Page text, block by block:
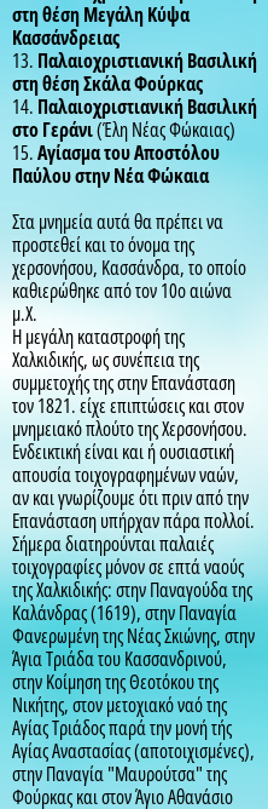
στη θέση Μεγάλη Κύψα
Κασσάνδρειας
13. Παλαιοχριστιανική Βασιλική
στη θέση Σκάλα Φούρκας
14. Παλαιοχριστιανική Βασιλική
στο Γεράνι(Έλη Νέας Φώκαιας)
15.Αγίασμα του Αποστόλου
Παύλου στην Νέα Φώκαια
Στα μνημεία αυτά θα πρέπει να
προστεθεί και το όνομα της
χερσονήσου, Κασσάνδρα, το οποίο
καθιερώθηκε από τον 10ο αιώνα
μ.Χ.
Η μεγάλη καταστροφή της
Χαλκιδικής, ως συνέπεια της
συμμετοχής της στην Επανάσταση
τον 1821. είχε επιπτώσεις και στον
μνημειακό πλούτο της Χερσονήσου.
Ενδεικτική είναι και ή ουσιαστική
απουσία τοιχογραφημένων ναών,
αν και γνωρίζουμε ότι πριν από την
Επανάσταση υπήρχαν πάρα πολλοί.
Σήμερα διατηρούνται παλαιές
τοιχογραφίες μόνον σε επτά ναούς
της Χαλκιδικής: στην Παναγούδα της
Καλάνδρας (1619), στην Παναγία
Φανερωμένη της Νέας Σκιώνης, στην
Άγια Τριάδα του Κασσανδρινού,
στην Κοίμηση της Θεοτόκου της
Νικήτης, στον μετοχιακό ναό της
Αγίας Τριάδος παρά την μονή τής
Αγίας Αναστασίας (αποτοιχισμένες),
στην Παναγία "Μαυρούτσα" της
Φούρκας και στον Άγιο Αθανάσιο